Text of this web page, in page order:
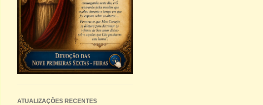
ATUALIZAÇÕES RECENTES